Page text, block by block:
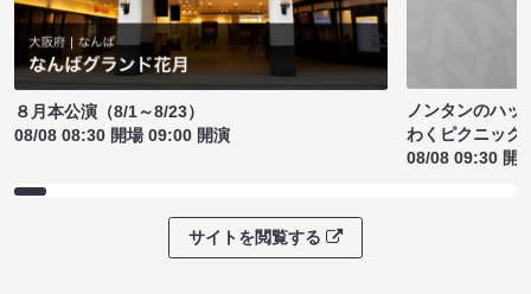
８月本公演（8/1～8/23）
08/08 08:30 開場 09:00 開演
ノンタンのハッ
わくピクニック
08/08 09:30 開
サイトを閲覧する